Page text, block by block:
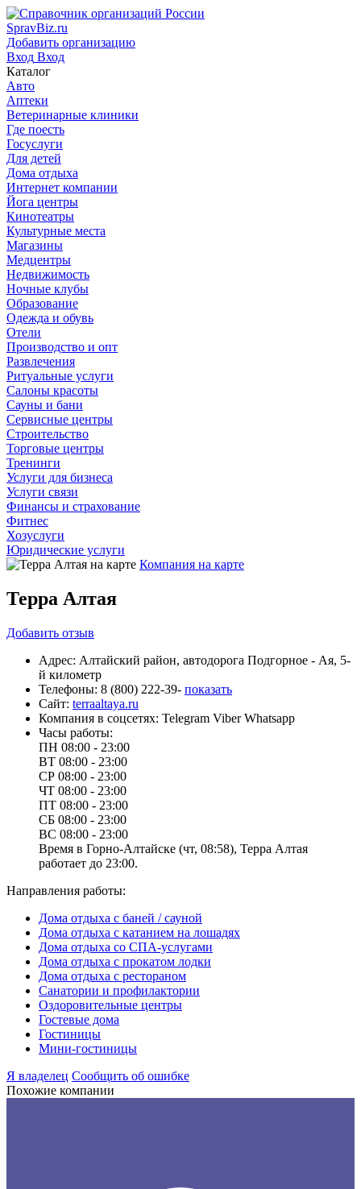
SpravBiz.ru
Добавить организацию
Вход Вход
Каталог
Авто
Аптеки
Ветеринарные клиники
Где поесть
Госуслуги
Для детей
Дома отдыха
Интернет компании
Йога центры
Кинотеатры
Культурные места
Магазины
Медцентры
Недвижимость
Ночные клубы
Образование
Одежда и обувь
Отели
Производство и опт
Развлечения
Ритуальные услуги
Салоны красоты
Сауны и бани
Сервисные центры
Строительство
Торговые центры
Тренинги
Услуги для бизнеса
Услуги связи
Финансы и страхование
Фитнес
Хозуслуги
Юридические услуги
Компания на карте
Терра Алтая
Добавить отзыв
Адрес: Алтайский район, автодорога Подгорное - Ая, 5-
й километр
Телефоны: 8 (800) 222-39- показать
Сайт: terraaltaya.ru
Компания в соцсетях: Telegram Viber Whatsapp
Часы работы:
ПН 08:00 - 23:00
ВТ 08:00 - 23:00
СР 08:00 - 23:00
ЧТ 08:00 - 23:00
ПТ 08:00 - 23:00
СБ 08:00 - 23:00
ВС 08:00 - 23:00
Время в Горно-Алтайске (чт, 08:58), Терра Алтая
работает до 23:00.
Направления работы:
Дома отдыха с баней / сауной
Дома отдыха с катанием на лошадях
Дома отдыха со СПА-услугами
Дома отдыха с прокатом лодки
Дома отдыха с рестораном
Санатории и профилактории
Оздоровительные центры
Гостевые дома
Гостиницы
Мини-гостиницы
Я владелец Сообщить об ошибке
Похожие компании